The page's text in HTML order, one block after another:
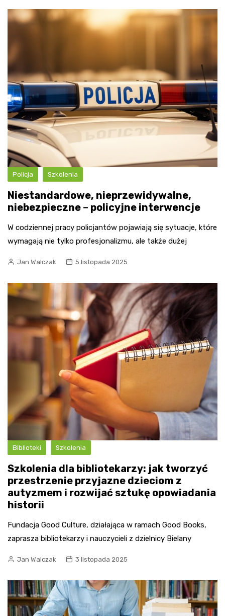
Policja Szkolenia
Niestandardowe, nieprzewidywalne,
niebezpieczne – policyjne interwencje
W codziennej pracy policjantów pojawiają się sytuacje, które
wymagają nie tylko profesjonalizmu, ale także dużej
Jan Walczak 5 listopada 2025
Biblioteki Szkolenia
Szkolenia dla bibliotekarzy: jak tworzyć
przestrzenie przyjazne dzieciom z
autyzmem i rozwijać sztukę opowiadania
historii
Fundacja Good Culture, działająca w ramach Good Books,
zaprasza bibliotekarzy i nauczycieli z dzielnicy Bielany
Jan Walczak 3 listopada 2025